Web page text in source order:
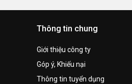
Thông tin chung
Giới thiệu công ty
Góp ý, Khiếu nại
Thông tin tuyển dụng